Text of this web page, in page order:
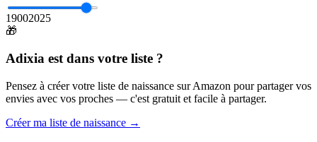
19002025
🎁
Adixia est dans votre liste ?
Pensez à créer votre liste de naissance sur Amazon pour partager vos
envies avec vos proches — c'est gratuit et facile à partager.
Créer ma liste de naissance →